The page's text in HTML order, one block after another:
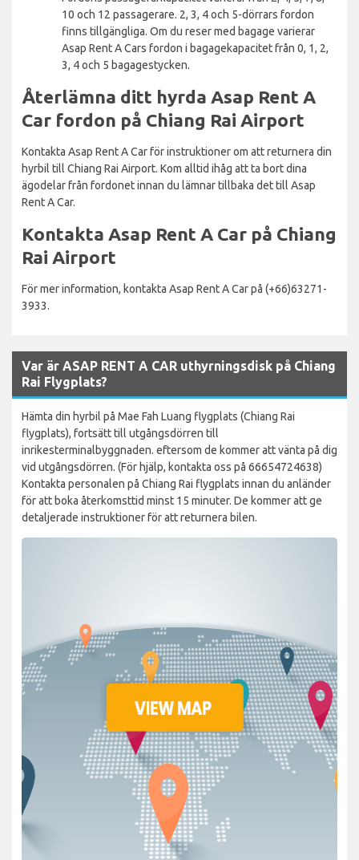
10 och 12 passagerare. 2, 3, 4 och 5-dörrars fordon
finns tillgängliga. Om du reser med bagage varierar
Asap Rent A Cars fordon i bagagekapacitet från 0, 1, 2,
3, 4 och 5 bagagestycken.
Återlämna ditt hyrda Asap Rent A
Car fordon på Chiang Rai Airport
Kontakta Asap Rent A Car för instruktioner om att returnera din
hyrbil till Chiang Rai Airport. Kom alltid ihåg att ta bort dina
ägodelar från fordonet innan du lämnar tillbaka det till Asap
Rent A Car.
Kontakta Asap Rent A Car på Chiang
Rai Airport
För mer information, kontakta Asap Rent A Car på (+66)63271-
3933.
Var är ASAP RENT A CAR uthyrningsdisk på Chiang
Rai Flygplats?
Hämta din hyrbil på Mae Fah Luang flygplats (Chiang Rai
flygplats), fortsätt till utgångsdörren till
inrikesterminalbyggnaden. eftersom de kommer att vänta på dig
vid utgångsdörren. (För hjälp, kontakta oss på 66654724638)
Kontakta personalen på Chiang Rai flygplats innan du anländer
för att boka återkomsttid minst 15 minuter. De kommer att ge
detaljerade instruktioner för att returnera bilen.